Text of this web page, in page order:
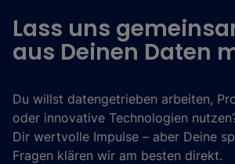
Lass uns
aus Deinen Daten
Du willst datengetrieben arbeiten,
oder innovative Technologien
Dir wertvolle Impulse – aber Deine
Fragen klären wir am besten direkt.